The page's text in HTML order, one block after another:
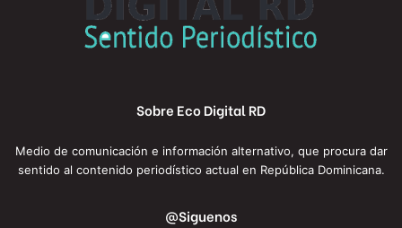
Sobre Eco Digital RD
Medio de comunicación e información alternativo, que procura dar
sentido al contenido periodístico actual en República Dominicana.
@Siguenos